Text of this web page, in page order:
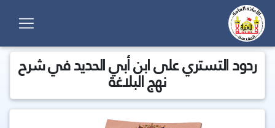
ردود التستري على ابن أبي الحديد في شرح
نهج البلاغة